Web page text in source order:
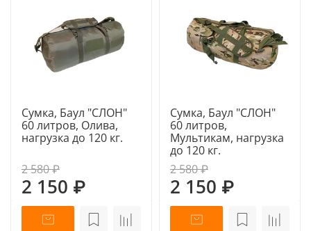
Сумка, Баул "СЛОН"
60 литров, Олива,
нагрузка до 120 кг.
2 580 ₽
2 150 ₽
Сумка, Баул "СЛОН"
60 литров,
Мультикам, нагрузка
до 120 кг.
2 580 ₽
2 150 ₽